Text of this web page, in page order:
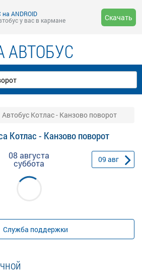
ANDROID
у вас в кармане
Скачать
АВТОБУС
Автобус Котлас - Канзово поворот
Котлас - Канзово поворот
08 августа
суббота 09 авг
Служба поддержки